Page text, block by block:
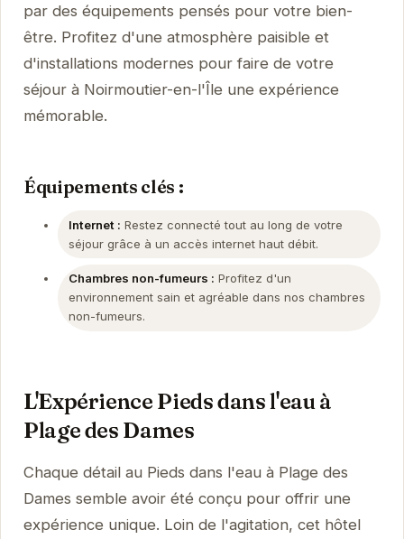
par des équipements pensés pour votre bien-
être. Profitez d'une atmosphère paisible et
d'installations modernes pour faire de votre
séjour à Noirmoutier-en-l'Île une expérience
mémorable.
Équipements clés :
Internet : Restez connecté tout au long de votre
séjour grâce à un accès internet haut débit.
Chambres non-fumeurs : Profitez d'un
environnement sain et agréable dans nos chambres
non-fumeurs.
L'Expérience Pieds dans l'eau à
Plage des Dames
Chaque détail au Pieds dans l'eau à Plage des
Dames semble avoir été conçu pour offrir une
expérience unique. Loin de l'agitation, cet hôtel